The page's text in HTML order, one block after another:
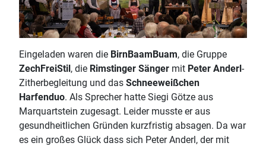
Eingeladen waren die BirnBaamBuam, die Gruppe
ZechFreiStil, die Rimstinger Sänger mit Peter Anderl-
Zitherbegleitung und das Schneeweißchen
Harfenduo. Als Sprecher hatte Siegi Götze aus
Marquartstein zugesagt. Leider musste er aus
gesundheitlichen Gründen kurzfristig absagen. Da war
es ein großes Glück dass sich Peter Anderl, der mit